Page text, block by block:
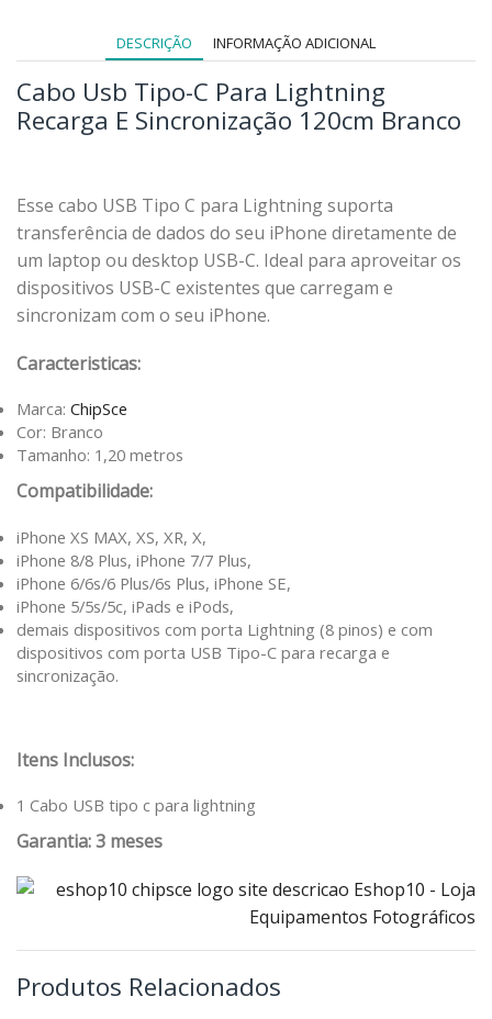
DESCRIÇÃO INFORMAÇÃO ADICIONAL
Cabo Usb Tipo-C Para Lightning
Recarga E Sincronização 120cm Branco
Esse cabo USB Tipo C para Lightning suporta
transferência de dados do seu iPhone diretamente de
um laptop ou desktop USB-C. Ideal para aproveitar os
dispositivos USB-C existentes que carregam e
sincronizam com o seu iPhone.
Caracteristicas:
Marca: ChipSce
Cor: Branco
Tamanho: 1,20 metros
Compatibilidade:
iPhone XS MAX, XS, XR, X,
iPhone 8/8 Plus, iPhone 7/7 Plus,
iPhone 6/6s/6 Plus/6s Plus, iPhone SE,
iPhone 5/5s/5c, iPads e iPods,
demais dispositivos com porta Lightning (8 pinos) e com
dispositivos com porta USB Tipo-C para recarga e
sincronização.
Itens Inclusos:
1 Cabo USB tipo c para lightning
Garantia: 3 meses
Produtos Relacionados